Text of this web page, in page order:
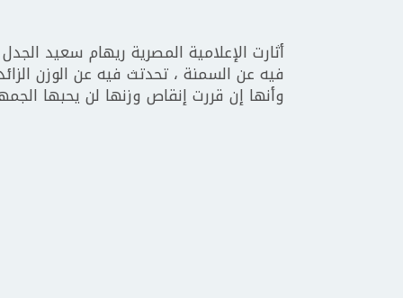
أثارت الإعلامية المصرية ريهام سعيد
فيه عن السمنة ، تحدتث فيه عن الوزن
وأنها إن قررت إنقاص وزنها لن يحبها